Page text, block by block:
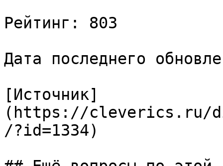
Рейтинг: 803
Дата последнего
[Источник]
(https://cleverics.ru/
/?id=1334)